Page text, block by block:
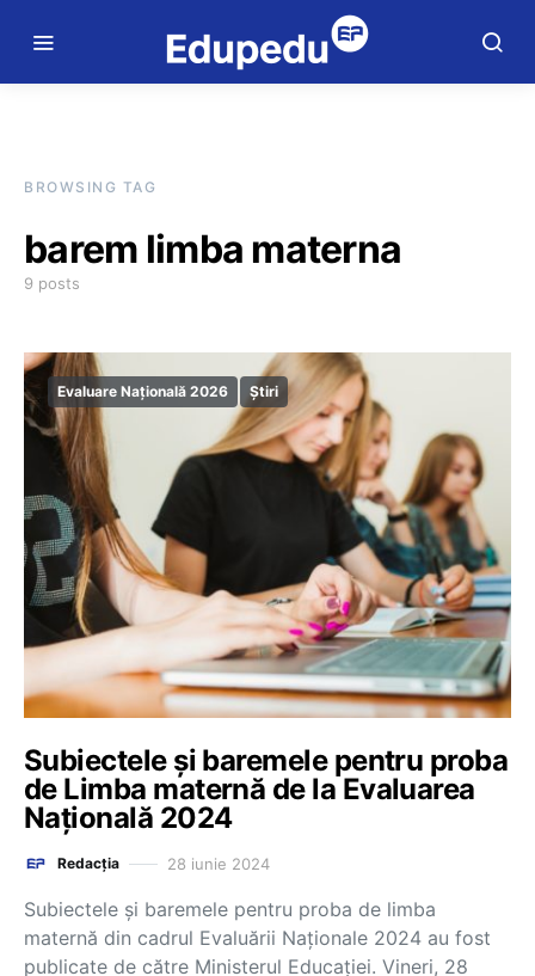
BROWSING TAG
barem limba materna
9 posts
Evaluare Națională 2026 Știri
Subiectele și baremele pentru proba
de Limba maternă de la Evaluarea
Națională 2024
Redacția 28 iunie 2024
Subiectele și baremele pentru proba de limba
maternă din cadrul Evaluării Naționale 2024 au fost
publicate de către Ministerul Educației. Vineri, 28